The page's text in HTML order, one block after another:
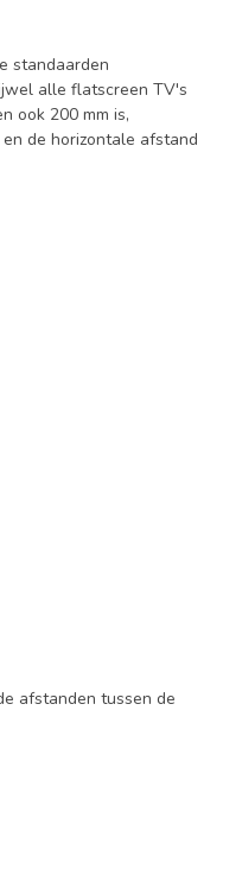
standaarden
alle flatscreen TV's
ook 200 mm is,
de horizontale afstand
afstanden tussen de